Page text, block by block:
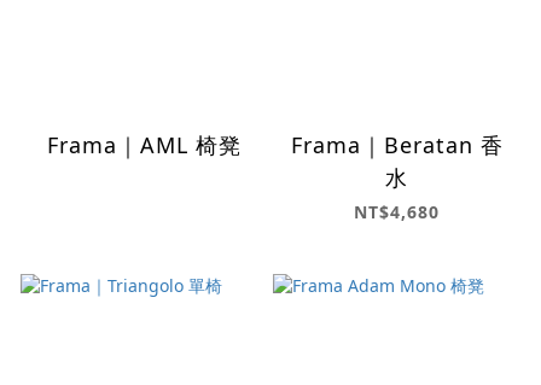
Frama｜AML 椅凳
Frama｜Beratan 香
水
NT$4,680